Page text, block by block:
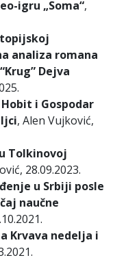
igru „Soma“,
analiza romana
Dejva
i Gospodar
, Alen Vujković,
Tolkinovoj
28.09.2023.
u Srbiji posle
naučne
Krvava nedelja i